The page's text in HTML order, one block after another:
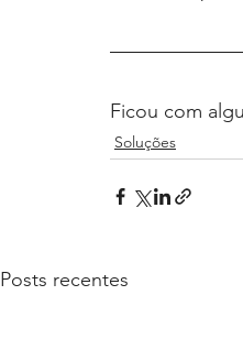
Ficou com
Soluções
Posts recentes